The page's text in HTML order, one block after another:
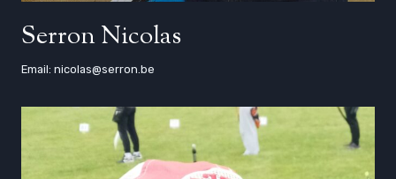
Serron Nicolas
Email: nicolas@serron.be